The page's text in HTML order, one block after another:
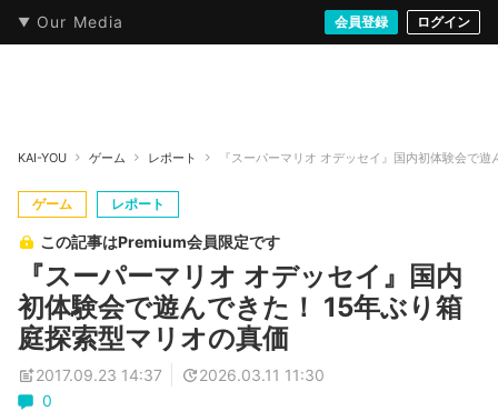
Our Media 会員登録 ログイン
本・文芸 情報化社会 音楽・映像 ゲームストリート
KAI-YOU ゲーム レポート 『スーパーマリオ オデッセイ』国内初体験会で
ゲーム レポート
この記事はPremium会員限定です
『スーパーマリオ オデッセイ』国内
初体験会で遊んできた！ 15年ぶり箱
庭探索型マリオの真価
2017.09.23 14:37
2026.03.11 11:30
0